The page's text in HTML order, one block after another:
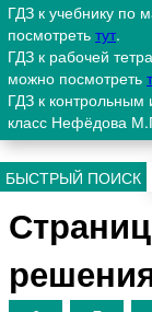
ГДЗ к учебнику по
посмотреть тут.
ГДЗ к рабочей
можно посмотреть
ГДЗ к контрольным
класс Нефёдова
БЫСТРЫЙ ПОИСК